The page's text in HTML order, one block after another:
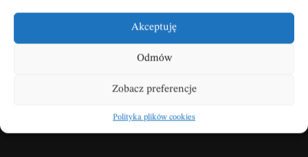
Akceptuję
Odmów
Zobacz preferencje
Polityka plików cookies
Wpisz swoje kondolencje